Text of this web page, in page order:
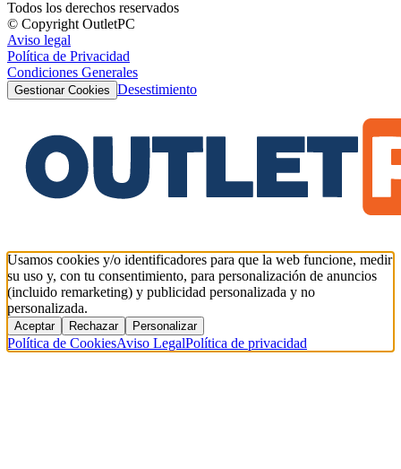
Todos los derechos reservados
© Copyright OutletPC
Aviso legal
Política de Privacidad
Condiciones Generales
Gestionar Cookies Desestimiento
Usamos cookies y/o identificadores para que la web funcione, medir
su uso y, con tu consentimiento, para personalización de anuncios
(incluido remarketing) y publicidad personalizada y no
personalizada.
Aceptar Rechazar Personalizar
Política de CookiesAviso LegalPolítica de privacidad